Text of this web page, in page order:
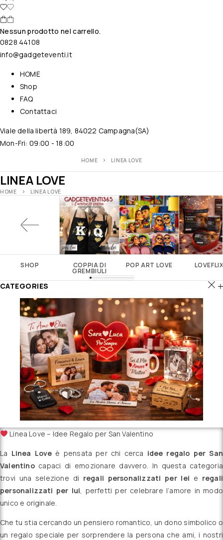
Nessun prodotto nel carrello.
0828 44108
info@gadgeteventi.it
HOME
Shop
FAQ
Contattaci
Viale della libertà 189, 84022 Campagna(SA)
Mon-Fri: 09:00 - 18:00
HOME LINEA LOVE
LINEA LOVE
HOME LINEA LOVE
SHOP COPPIA DI
GREMBIULI
POP ART LOVE
CATEGORIES
Linea Love – Idee Regalo per San Valentino
La Linea Love è pensata per chi cerca idee regalo per San
Valentinocapaci di emozionare davvero. In questa categoria
trovi una selezione di regali personalizzati per lei e regali
personalizzati per lui , perfetti per celebrare l’amore in modo
unico e originale.
Che tu stia cercando un pensiero romantico, un dono simbolico o
un regalo speciale per sorprendere la persona che ami, i nostri